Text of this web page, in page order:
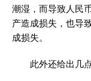
潮湿，而导致人民
产造成损失，也导
成损失。
此外还给出几点